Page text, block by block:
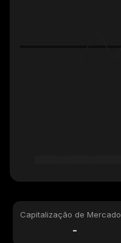
Capitalização de Mercado
-